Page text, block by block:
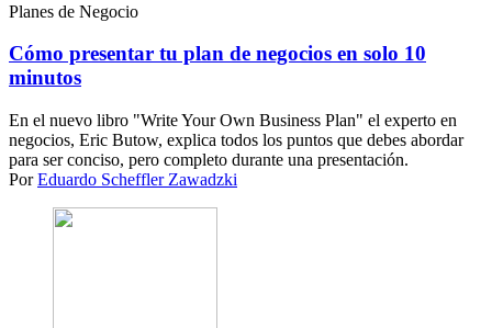
Planes de Negocio
Cómo presentar tu plan de negocios en solo 10
minutos
En el nuevo libro "Write Your Own Business Plan" el experto en
negocios, Eric Butow, explica todos los puntos que debes abordar
para ser conciso, pero completo durante una presentación.
PorEduardo Scheffler Zawadzki